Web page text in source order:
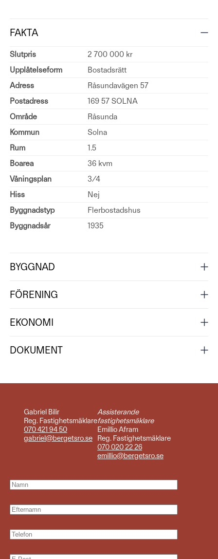
FAKTA
Slutpris
2 700 000 kr
Upplåtelseform
Bostadsrätt
Adress
Råsundavägen 57
Postadress
169 57 SOLNA
Område
Råsunda
Kommun
Solna
Rum
1.5
Boarea
36 kvm
Våningsplan
3/4
Hiss
Nej
Byggnadstyp
Flerbostadshus
Byggnadsår
1935
BYGGNAD
FÖRENING
EKONOMI
DOKUMENT
Gabriel Bilir
Reg. Fastighetsmäklare
070 421 94 50
gabriel@bergetsro.se
Assisterande
fastighetsmäklare
Emillio Afram
Reg. Fastighetsmäklare
070 020 22 26
emillio@bergetsro.se